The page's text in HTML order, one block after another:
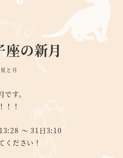
の新月
ゴリー
星と月
す。
！！
13:28 ～ 31日3:10
ださい！